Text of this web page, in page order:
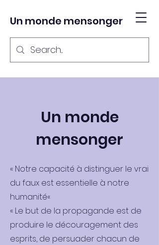
Un monde mensonger
Un monde
mensonger
« Notre capacité à distinguer le vrai
du faux est essentielle à notre
humanité«
« Le but de la propagande est de
produire le découragement des
esprits, de persuader chacun de